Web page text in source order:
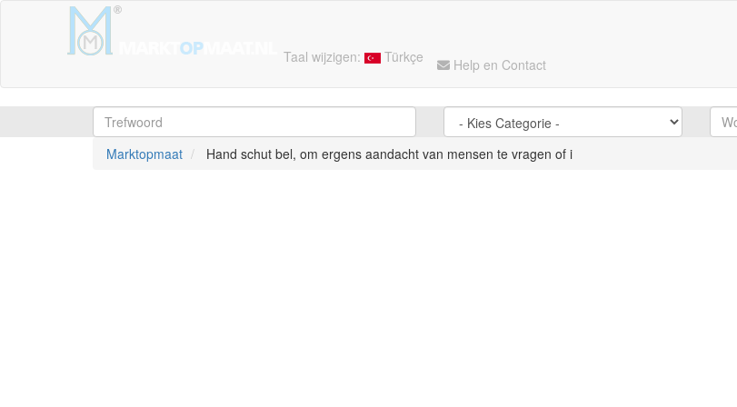
Taal wijzigen: Türkçe Help en Contact
Marktopmaat
Hand schut bel, om ergens aandacht van mensen te vragen of i